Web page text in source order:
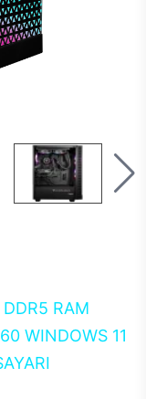
DDR5 RAM
WINDOWS 11